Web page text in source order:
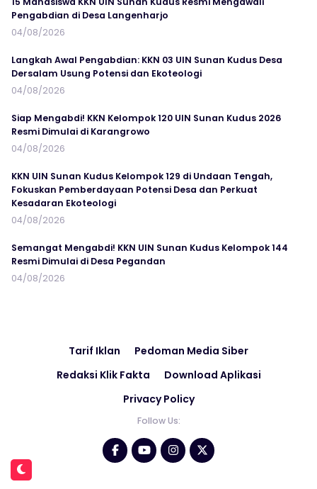
Pengabdian di Desa Langenharjo
04/08/2026
Langkah Awal Pengabdian: KKN 03 UIN Sunan Kudus Desa
Dersalam Usung Potensi dan Ekoteologi
04/08/2026
Siap Mengabdi! KKN Kelompok 120 UIN Sunan Kudus 2026
Resmi Dimulai di Karangrowo
04/08/2026
KKN UIN Sunan Kudus Kelompok 129 di Undaan Tengah,
Fokuskan Pemberdayaan Potensi Desa dan Perkuat
Kesadaran Ekoteologi
04/08/2026
Semangat Mengabdi! KKN UIN Sunan Kudus Kelompok 144
Resmi Dimulai di Desa Pegandan
04/08/2026
Tarif Iklan
Pedoman Media Siber
Redaksi Klik Fakta
Download Aplikasi
Privacy Policy
Follow Us: